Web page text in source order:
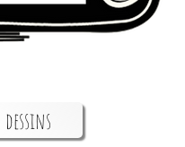
dessins